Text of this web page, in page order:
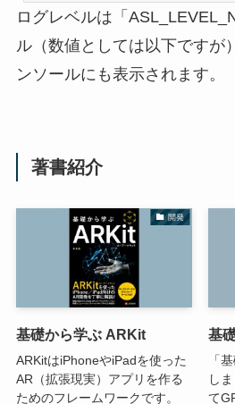
ログレベルは「
ル（数値としては以下ですが
ンソールにも表示されます。
著書紹介
開発
基礎から学ぶ ARKit
ARKitはiPhoneやiPadを使った
AR（拡張現実）アプリを作る
ためのフレームワークです。
基
「
し
て